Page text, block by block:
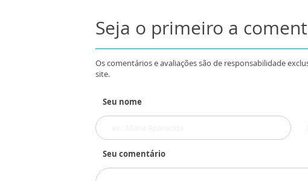
Seja o primeiro a
Os comentários e avaliações são de responsabilidade
site.
Seu nome
Seu comentário